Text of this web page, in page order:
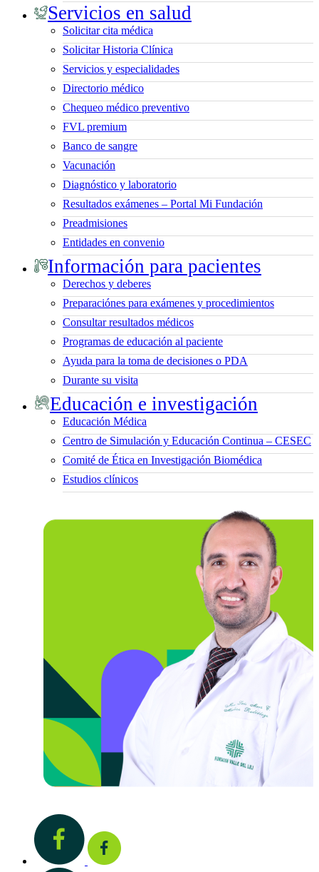
Servicios en salud
Solicitar cita médica
Solicitar Historia Clínica
Servicios y especialidades
Directorio médico
Chequeo médico preventivo
FVL premium
Banco de sangre
Vacunación
Diagnóstico y laboratorio
Resultados exámenes – Portal Mi Fundación
Preadmisiones
Entidades en convenio
Información para pacientes
Derechos y deberes
Preparaciónes para exámenes y procedimientos
Consultar resultados médicos
Programas de educación al paciente
Ayuda para la toma de decisiones o PDA
Durante su visita
Educación e investigación
Educación Médica
Centro de Simulación y Educación Continua – CESEC
Comité de Ética en Investigación Biomédica
Estudios clínicos